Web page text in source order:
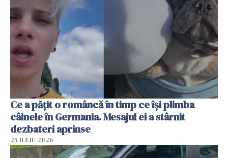
Ce a pățit o româncă în timp ce își plimba
câinele în Germania. Mesajul ei a stârnit
dezbateri aprinse
25 IULIE 2026